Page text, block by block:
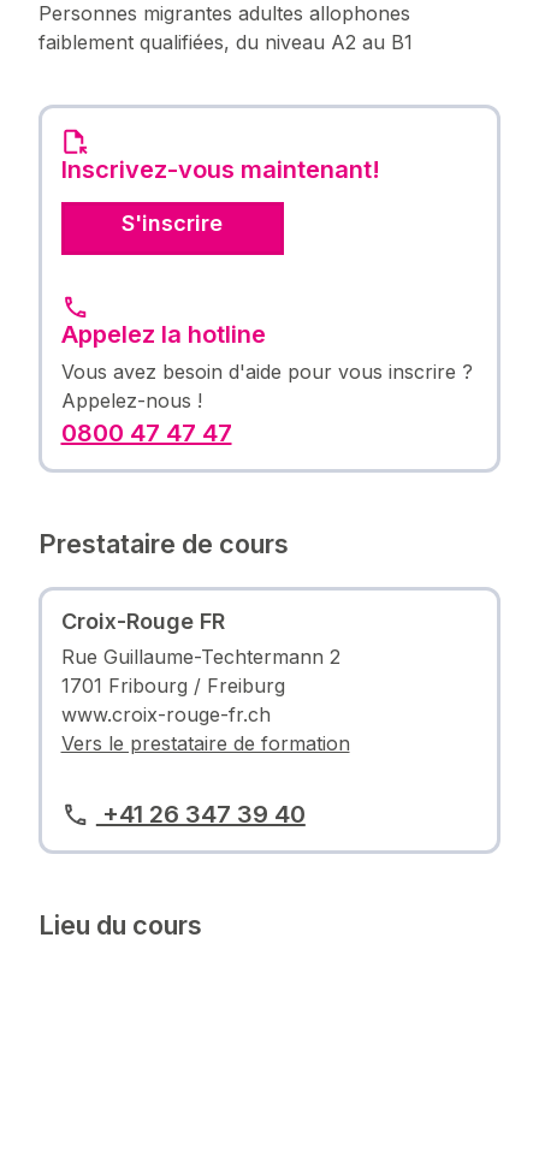
Personnes migrantes adultes allophones
faiblement qualifiées, du niveau A2 au B1
Inscrivez-vous maintenant!
S'inscrire
Appelez la hotline
Vous avez besoin d'aide pour vous inscrire ?
Appelez-nous !
0800 47 47 47
Prestataire de cours
Croix-Rouge FR
Rue Guillaume-Techtermann 2
1701 Fribourg / Freiburg
www.croix-rouge-fr.ch
Vers le prestataire de formation
+41 26 347 39 40
Lieu du cours